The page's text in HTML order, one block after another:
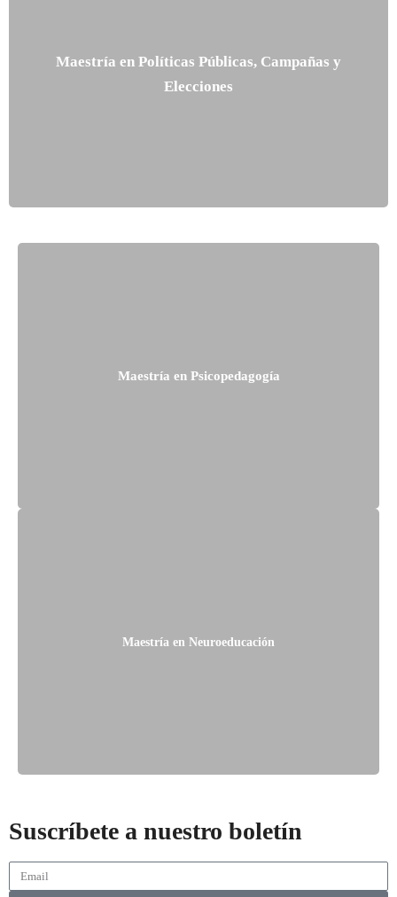
Maestría en Políticas Públicas, Campañas y
Elecciones
Maestría en Psicopedagogía
Maestría en Neuroeducación
Suscríbete a nuestro boletín